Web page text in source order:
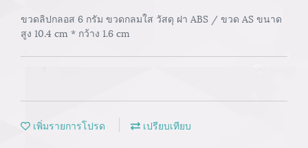
ขวดลิปกลอส 6 กรัม ขวดกลมใส วัสดุ ฝา ABS / ขวด AS ขนาด
สูง 10.4 cm * กว้าง 1.6 cm
เพิ่มรายการโปรด เปรียบเทียบ